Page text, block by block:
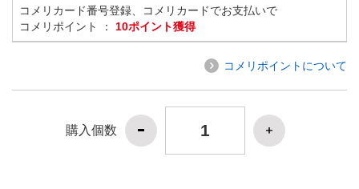
コメリカード番号登録、コメリカードでお支払いで
コメリポイント ： 10ポイント獲得
コメリポイントについて
購入個数